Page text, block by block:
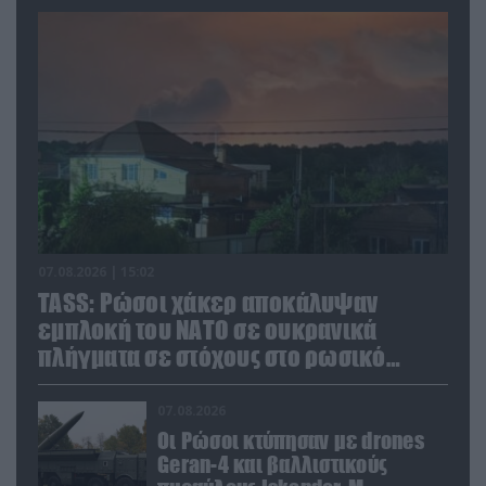
TASS: Ρώσοι χάκερ αποκάλυψαν
εμπλοκή του ΝΑΤΟ σε ουκρανικά
πλήγματα σε στόχους στο ρωσικό
έδαφος!
Οι Ρώσοι κτύπησαν με drones
Geran-4 και βαλλιστικούς